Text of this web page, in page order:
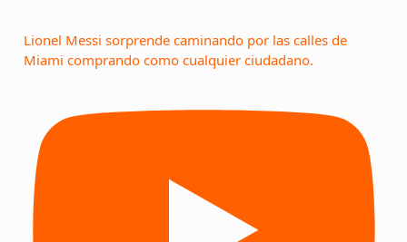
Lionel Messi sorprende caminando por las calles de
Miami comprando como cualquier ciudadano.